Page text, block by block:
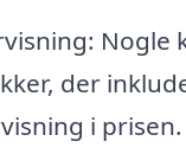
Nogle
der
i prisen.